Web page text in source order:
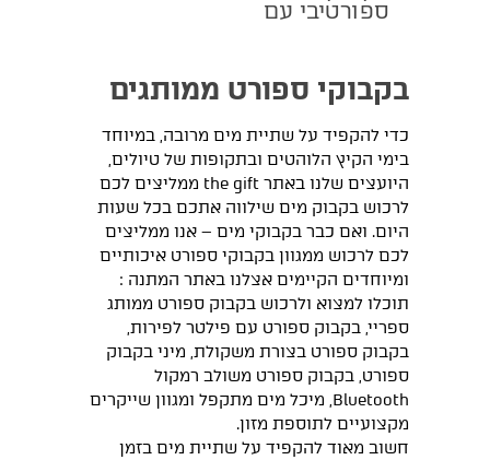
ספורטיבי עם
בקבוקי ספורט ממותגים
כדי להקפיד על שתיית מים מרובה, במיוחד
בימי הקיץ הלוהטים ובתקופות של טיולים,
היועצים שלנו באתר the gift ממליצים לכם
לרכוש בקבוק מים שילווה אתכם בכל שעות
היום. ואם כבר בקבוקי מים – אנו ממליצים
לכם לרכוש ממגוון בקבוקי ספורט איכותיים
ומיוחדים הקיימים אצלנו באתר המתנה :
תוכלו למצוא ולרכוש בקבוק ספורט ממותג
ספריי, בקבוק ספורט עם פילטר לפירות,
בקבוק ספורט בצורת משקולת, מיני בקבוק
ספורט, בקבוק ספורט משולב רמקול
Bluetooth, מיכל מים מתקפל ומגוון שייקרים
מקצועיים לתוספת מזון.
חשוב מאוד להקפיד על שתיית מים בזמן